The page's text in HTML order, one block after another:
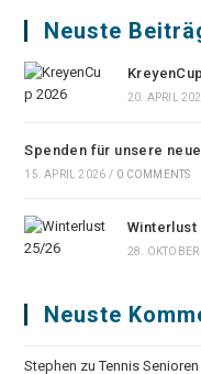
Neuste
20. APRIL
Spenden für unsere
15. APRIL 2026 / 0 COMMENTS
Winterlust
28.
Neuste
Stephen zuTennis